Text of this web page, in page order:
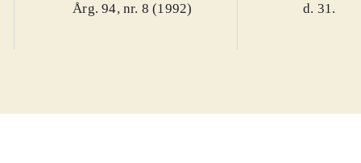
Årg. 94, nr. 8 (1992)
d. 31.